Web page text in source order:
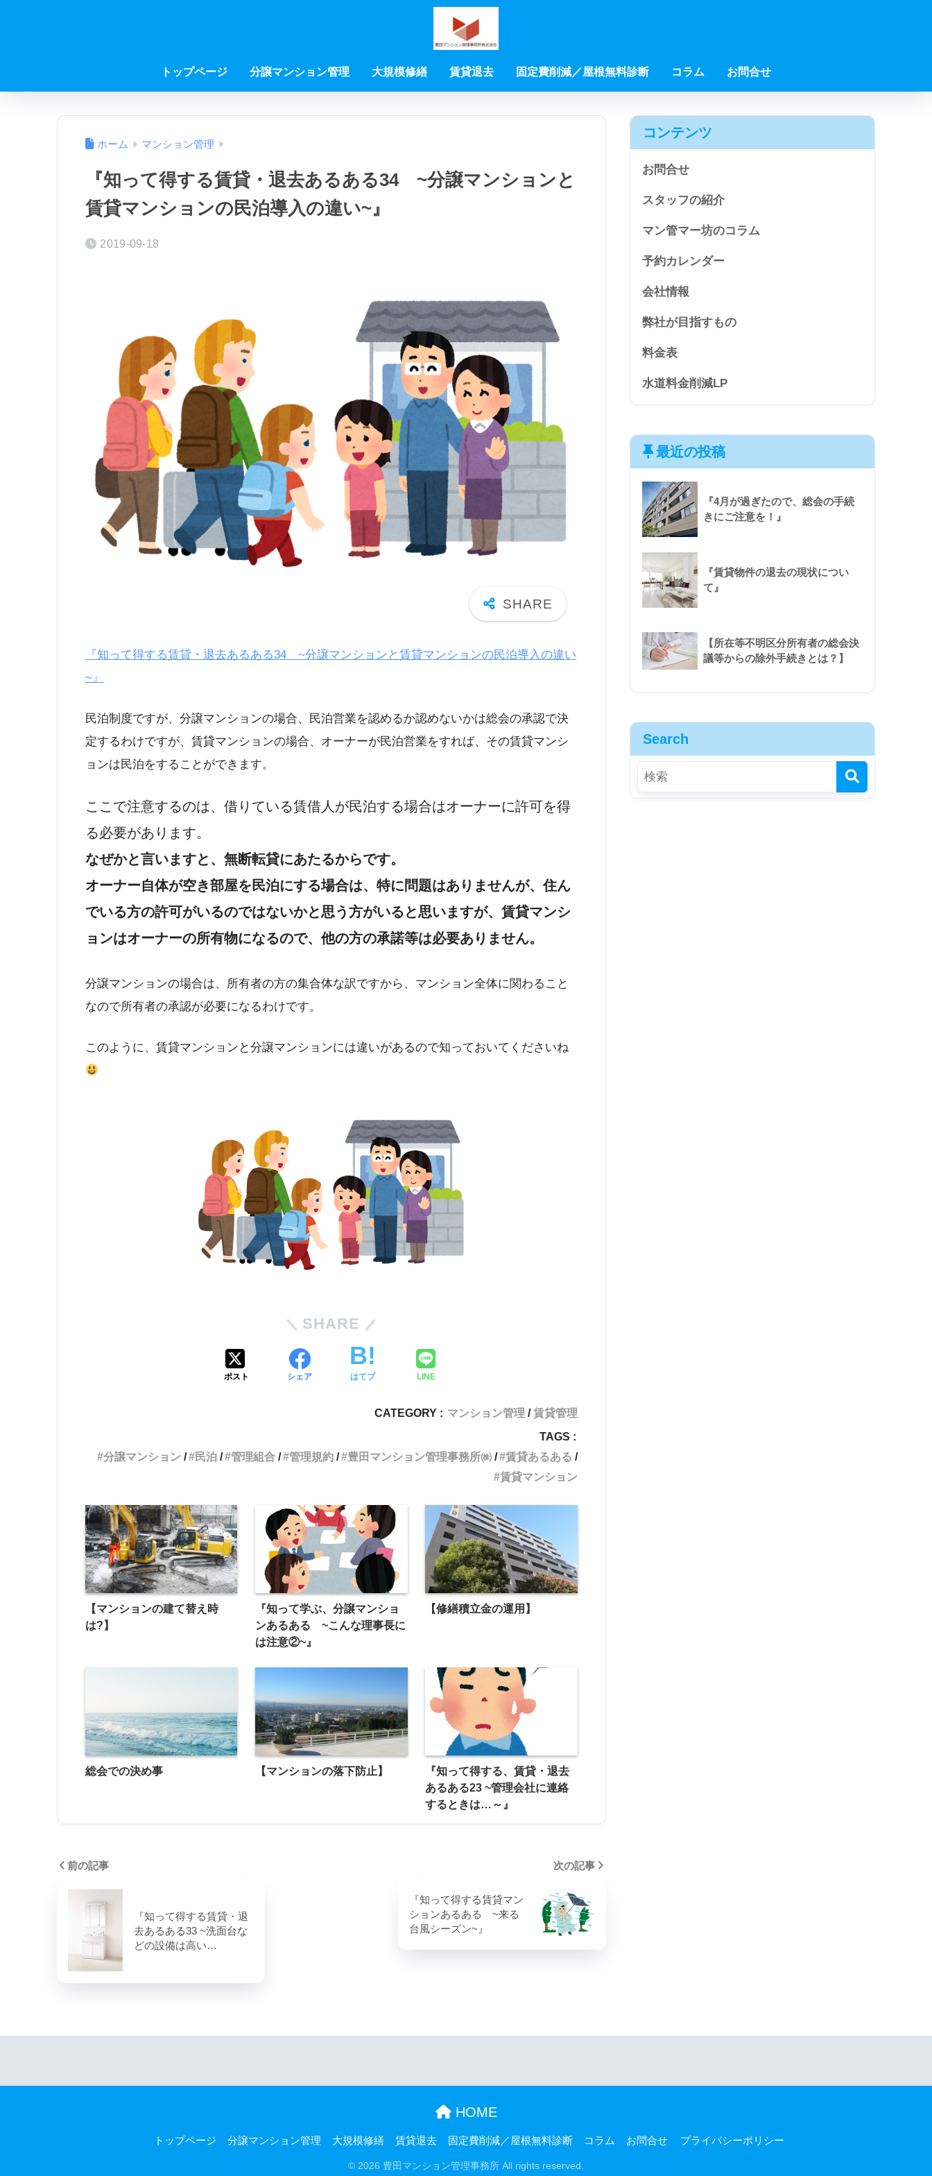
トップページ 分譲マンション管理 大規模修繕 賃貸退去 固定費削減／屋根無料診断 コラム お問合せ
ホーム マンション管理
『知って得する賃貸・退去あるある34 ~分譲マンションと
賃貸マンションの民泊導入の違い~』
2019-09-18
『知って得する賃貸・退去あるある34 ~分譲マンションと賃貸マンションの民泊導入の違い
~』
民泊制度ですが、分譲マンションの場合、民泊営業を認めるか認めないかは総会の承認で決
定するわけですが、賃貸マンションの場合、オーナーが民泊営業をすれば、その賃貸マンシ
ョンは民泊をすることができます。
ここで注意するのは、借りている賃借人が民泊する場合はオーナーに許可を得
る必要があります。
なぜかと言いますと、無断転貸にあたるからです。
オーナー自体が空き部屋を民泊にする場合は、特に問題はありませんが、住ん
でいる方の許可がいるのではないかと思う方がいると思いますが、賃貸マンシ
ョンはオーナーの所有物になるので、他の方の承諾等は必要ありません。
分譲マンションの場合は、所有者の方の集合体な訳ですから、マンション全体に関わること
なので所有者の承認が必要になるわけです。
このように、賃貸マンションと分譲マンションには違いがあるので知っておいてくださいね
SHARE
ポスト シェア はてブ LINE
CATEGORY : マンション管理
賃貸管理
TAGS :
分譲マンション
民泊 管理組合 管理規約 豊田マンション管理事務所㈱
賃貸あるある
賃貸マンション
【マンションの建て替え時
は?】
『知って学ぶ、分譲マンショ
ンあるある ~こんな理事長に
は注意②~』
【修繕積立金の運用】
総会での決め事 【マンションの落下防止】
『知って得する、賃貸・退去
あるある23 ~管理会社に連絡
するときは…～』
前の記事
『知って得する賃貸・退
去あるある33 ~洗面台な
どの設備は高い…
次の記事
『知って得する賃貸マン
ションあるある ~来る
台風シーズン~』
コンテンツ
お問合せ
スタッフの紹介
マン管マー坊のコラム
予約カレンダー
会社情報
弊社が目指すもの
料金表
水道料金削減LP
最近の投稿
『4月が過ぎたので、総会の手続
きにご注意を！』
『賃貸物件の退去の現状につい
て』
【所在等不明区分所有者の総会決
議等からの除外手続きとは？】
Search
HOME
トップページ 分譲マンション管理 大規模修繕 賃貸退去 固定費削減／屋根無料診断 コラム お問合せ プライバシーポリシー
© 2026 豊田マンション管理事務所 All rights reserved.